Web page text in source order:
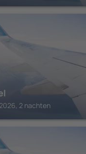
2 nachten